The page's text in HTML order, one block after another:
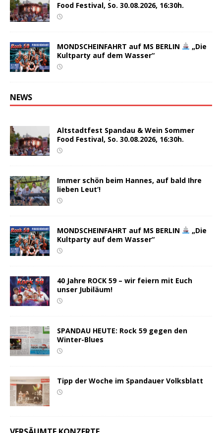
Food Festival, So. 30.08.2026, 16:30h.
MONDSCHEINFAHRT auf MS BERLIN
„Die
Kultparty auf dem Wasser“
NEWS
Altstadtfest Spandau & Wein Sommer
Food Festival, So. 30.08.2026, 16:30h.
Immer schön beim Hannes, auf bald Ihre
lieben Leut‘!
MONDSCHEINFAHRT auf MS BERLIN
„Die
Kultparty auf dem Wasser“
40 Jahre ROCK 59 – wir feiern mit Euch
unser Jubiläum!
SPANDAU HEUTE: Rock 59 gegen den
Winter-Blues
Tipp der Woche im Spandauer Volksblatt